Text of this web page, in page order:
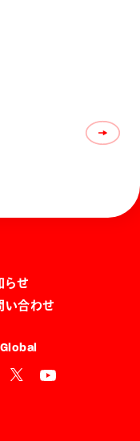
らせ
い合わせ
Global